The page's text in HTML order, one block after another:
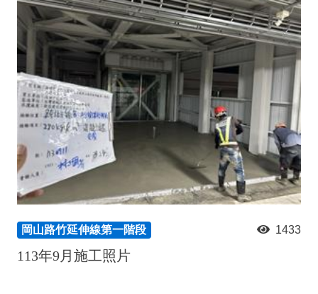
岡山路竹延伸線(第二B階段)
捷運黃線
小港林園線
岡山路竹延伸線(第一階段)
環狀輕軌
政風園地
Open Data
打詐儀錶板
常見問答
相關連結
雙語詞彙
輕軌知識站
輕軌簡介
輕軌與傳統火車
輕軌與公車捷運
無架空線
本局沿革
組織職掌
服務電話
岡山路竹延伸線第一階段 1433
113年9月施工照片